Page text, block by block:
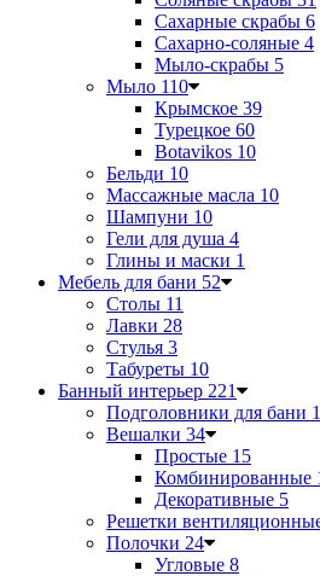
Сахарные скрабы 6
Сахарно-соляные 4
Мыло-скрабы 5
Мыло 110
Крымское 39
Турецкое 60
Botavikos 10
Бельди 10
Массажные масла 10
Шампуни 10
Гели для душа 4
Глины и маски 1
Мебель для бани 52
Столы 11
Лавки 28
Стулья 3
Табуреты 10
Банный интерьер 221
Подголовники для бани
Вешалки 34
Простые 15
Комбинированные
Декоративные 5
Решетки
Полочки 24
Угловые 8